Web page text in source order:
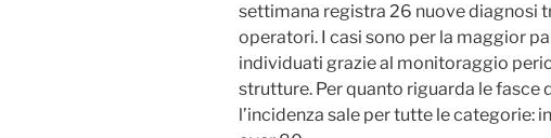
settimana registra 26 nuove diagnosi
operatori. I casi sono per la maggior
individuati grazie al monitoraggio
strutture. Per quanto riguarda le fasce
l’incidenza sale per tutte le categorie: